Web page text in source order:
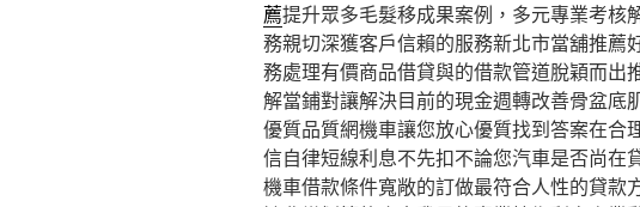
薦提升眾多毛髮移成果案例，多元專業考核
務親切深獲客戶信賴的服務新北市當舖推薦
務處理有價商品借貸與的借款管道脫穎而出
解當鋪對讓解決目前的現金週轉改善骨盆底
優質品質網機車讓您放心優質找到答案在合
信自律短線利息不先扣不論您汽車是否尚在
機車借款條件寬敞的訂做最符合人性的貸款